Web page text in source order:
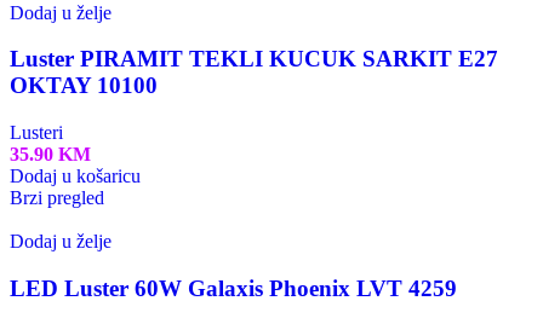
Dodaj u želje
Luster PIRAMIT TEKLI KUCUK SARKIT E27
OKTAY 10100
Lusteri
35.90 KM
Dodaj u košaricu
Brzi pregled
Dodaj u želje
LED Luster 60W Galaxis Phoenix LVT 4259